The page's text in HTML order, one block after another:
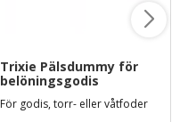
Trixie Pälsdummy för
belöningsgodis
För godis, torr- eller våtfoder